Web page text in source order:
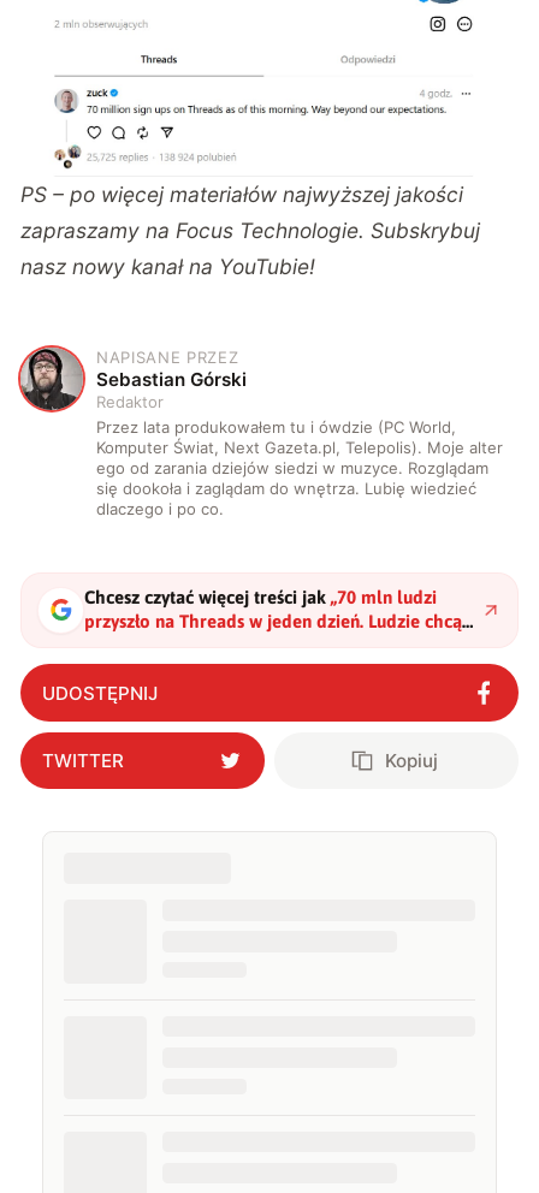
PS – po więcej materiałów najwyższej jakości
zapraszamy na Focus Technologie. Subskrybuj
nasz nowy kanał na YouTubie!
S
NAPISANE PRZEZ
Sebastian Górski
Redaktor
Przez lata produkowałem tu i ówdzie (PC World,
Komputer Świat, Next Gazeta.pl, Telepolis). Moje alter
ego od zarania dziejów siedzi w muzyce. Rozglądam
się dookoła i zaglądam do wnętrza. Lubię wiedzieć
dlaczego i po co.
Chcesz czytać więcej treści jak „70 mln ludzi
przyszło na Threads w jeden dzień. Ludzie chcą
alternatywy dla Twittera"?
UDOSTĘPNIJ
TWITTER Kopiuj